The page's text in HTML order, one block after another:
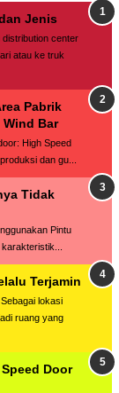
Jenis
distribution center
atau ke truk
Pabrik
Bar
High Speed
dan gu...
Tidak
Pintu
karakteristik...
Terjamin
lokasi
ruang yang
Door